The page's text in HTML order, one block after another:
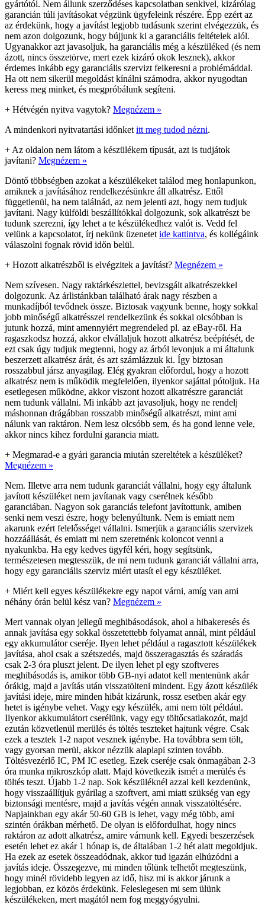
gyártótól. Nem állunk szerződéses kapcsolatban senkivel, kizárólag
garancián túli javításokat végzünk ügyfeleink részére. Épp ezért az
az érdekünk, hogy a javítást legjobb tudásunk szerint elvégezzük, és
nem azon dolgozunk, hogy bújjunk ki a garanciális feltételek alól.
Ugyanakkor azt javasoljuk, ha garanciális még a készüléked (és nem
ázott, nincs összetörve, mert ezek kizáró okok lesznek), akkor
érdemes inkább egy garanciális szervizt felkeresni a problémáddal.
Ha ott nem sikerül megoldást kínálni számodra, akkor nyugodtan
keress meg minket, és megpróbálunk segíteni.
+ Hétvégén nyitva vagytok? Megnézem »
A mindenkori nyitvatartási időnket itt meg tudod nézni.
+ Az oldalon nem látom a készülékem típusát, azt is tudjátok
javítani? Megnézem »
Döntő többségben azokat a készülékeket találod meg honlapunkon,
amiknek a javításához rendelkezésünkre áll alkatrész. Ettől
függetlenül, ha nem találnád, az nem jelenti azt, hogy nem tudjuk
javítani. Nagy külföldi beszállítókkal dolgozunk, sok alkatrészt be
tudunk szerezni, így lehet a te készülékedhez valót is. Vedd fel
velünk a kapcsolatot, írj nekünk üzenetet ide kattintva, és kollégáink
válaszolni fognak rövid időn belül.
+ Hozott alkatrészből is elvégzitek a javítást? Megnézem »
Nem szívesen. Nagy raktárkészlettel, bevizsgált alkatrészekkel
dolgozunk. Az árlistánkban található árak nagy részben a
munkadíjból tevődnek össze. Biztosak vagyunk benne, hogy sokkal
jobb minőségű alkatrésszel rendelkezünk és sokkal olcsóbban is
jutunk hozzá, mint amennyiért megrendeled pl. az eBay-ről. Ha
ragaszkodsz hozzá, akkor elvállaljuk hozott alkatrész beépítését, de
ezt csak úgy tudjuk megtenni, hogy az árból levonjuk a mi általunk
beszerzett alkatrész árát, és azt számlázzuk ki. Így biztosan
rosszabbul jársz anyagilag. Elég gyakran előfordul, hogy a hozott
alkatrész nem is működik megfelelően, ilyenkor sajáttal pótoljuk. Ha
esetlegesen működne, akkor viszont hozott alkatrészre garanciát
nem tudunk vállalni. Mi inkább azt javasoljuk, hogy ne rendelj
máshonnan drágábban rosszabb minőségű alkatrészt, mint ami
nálunk van raktáron. Nem lesz olcsóbb sem, és ha gond lenne vele,
akkor nincs kihez fordulni garancia miatt.
+ Megmarad-e a gyári garancia miután szereltétek a készüléket?
Megnézem »
Nem. Illetve arra nem tudunk garanciát vállalni, hogy egy általunk
javított készüléket nem javítanak vagy cserélnek később
garanciában. Nagyon sok garanciás telefont javítottunk, amiben
senki nem veszi észre, hogy belenyúltunk. Nem is emiatt nem
akarunk ezért felelősséget vállalni. Ismerjük a garanciális szervizek
hozzáállását, és emiatt mi nem szeretnénk koloncot venni a
nyakunkba. Ha egy kedves ügyfél kéri, hogy segítsünk,
természetesen megtesszük, de mi nem tudunk garanciát vállalni arra,
hogy egy garanciális szerviz miért utasít el egy készüléket.
+ Miért kell egyes készülékekre egy napot várni, amíg van ami
néhány órán belül kész van? Megnézem »
Mert vannak olyan jellegű meghibásodások, ahol a hibakeresés és
annak javítása egy sokkal összetettebb folyamat annál, mint például
egy akkumulátor cseréje. Ilyen lehet például a ragasztott készülékek
javítása, ahol csak a szétszedés, majd összeragasztás és száradás
csak 2-3 óra pluszt jelent. De ilyen lehet pl egy szoftveres
meghibásodás is, amikor több GB-nyi adatot kell mentenünk akár
órákig, majd a javítás után visszatölteni mindent. Egy ázott készülék
javítási ideje, mire minden hibát kizárunk, rossz esetben akár egy
hetet is igénybe vehet. Vagy egy készülék, ami nem tölt például.
Ilyenkor akkumulátort cserélünk, vagy egy töltőcsatlakozót, majd
ezután közvetlenül merülés és töltés teszteket hajtunk végre. Csak
ezek a tesztek 1-2 napot vesznek igénybe. Ha továbbra sem tölt,
vagy gyorsan merül, akkor nézzük alaplapi szinten tovább.
Töltésvezérlő IC, PM IC esetleg. Ezek cseréje csak önmagában 2-3
óra munka mikroszkóp alatt. Majd következik ismét a merülés és
töltés teszt. Újabb 1-2 nap. Sok készüléknél azzal kell kezdenünk,
hogy visszaállítjuk gyárilag a szoftvert, ami miatt szükség van egy
biztonsági mentésre, majd a javítás végén annak visszatöltésére.
Napjainkban egy akár 50-60 GB is lehet, vagy még több, ami
szintén órákban mérhető. De olyan is előfordulhat, hogy nincs
raktáron az adott alkatrész, amire várnunk kell. Egyedi beszerzések
esetén lehet ez akár 1 hónap is, de általában 1-2 hét alatt megoldjuk.
Ha ezek az esetek összeadódnak, akkor tud igazán elhúzódni a
javítás ideje. Összegezve, mi minden tőlünk telhetőt megteszünk,
hogy minél rövidebb legyen az idő, hisz mi is akkor járunk a
legjobban, ez közös érdekünk. Feleslegesen mi sem ülünk
készülékeken, mert magától nem fog meggyógyulni.